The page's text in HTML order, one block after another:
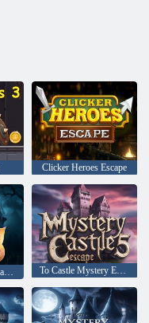
Clicker Heroes Escape
Castle Mystery Escape 3 Το Castle Mystery Escape 5